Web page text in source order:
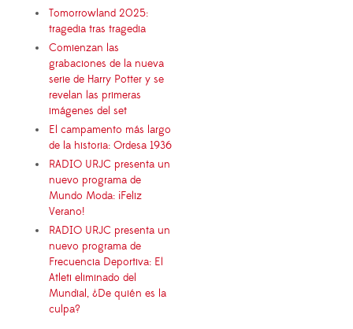
Tomorrowland 2025:
tragedia tras tragedia
Comienzan las
grabaciones de la nueva
serie de Harry Potter y se
revelan las primeras
imágenes del set
El campamento más largo
de la historia: Ordesa 1936
RADIO URJC presenta un
nuevo programa de
Mundo Moda: ¡Feliz
Verano!
RADIO URJC presenta un
nuevo programa de
Frecuencia Deportiva: El
Atleti eliminado del
Mundial, ¿De quién es la
culpa?